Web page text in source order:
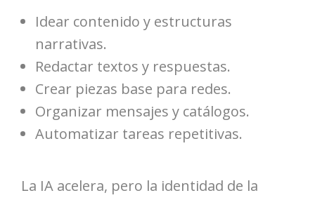
Idear contenido y estructuras
narrativas.
Redactar textos y respuestas.
Crear piezas base para redes.
Organizar mensajes y catálogos.
Automatizar tareas repetitivas.
La IA acelera, pero la identidad de la